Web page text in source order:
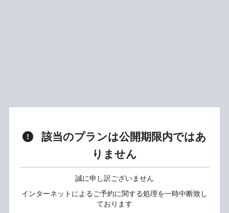
該当のプランは公開期限内ではあ
りません
誠に申し訳ございません
インターネットによるご予約に関する処理を一時中断致し
ております